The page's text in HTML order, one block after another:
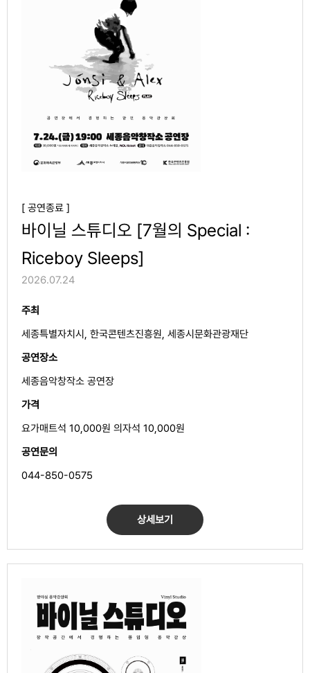
[ 공연종료 ]
바이닐 스튜디오 [7월의 Special :
Riceboy Sleeps]
2026.07.24
주최
세종특별자치시, 한국콘텐츠진흥원, 세종시문화관광재단
공연장소
세종음악창작소 공연장
가격
요가매트석 10,000원 의자석 10,000원
공연문의
044-850-0575
상세보기